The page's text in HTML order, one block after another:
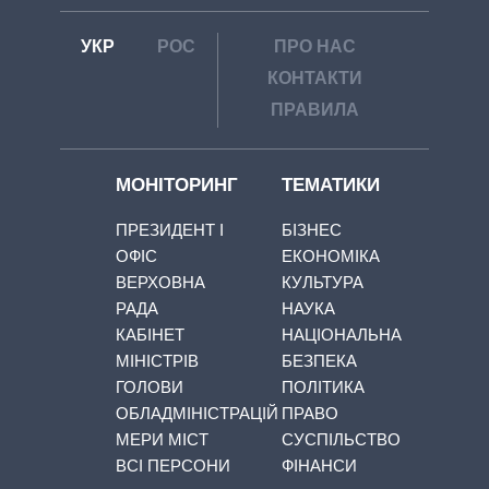
УКР РОС
ПРО НАС
КОНТАКТИ
ПРАВИЛА
МОНІТОРИНГ
ПРЕЗИДЕНТ І
ОФІС
ВЕРХОВНА
РАДА
КАБІНЕТ
МІНІСТРІВ
ГОЛОВИ
ОБЛАДМІНІСТРАЦІЙ
МЕРИ МІСТ
ВСІ ПЕРСОНИ
ТЕМАТИКИ
БІЗНЕС
ЕКОНОМІКА
КУЛЬТУРА
НАУКА
НАЦІОНАЛЬНА
БЕЗПЕКА
ПОЛІТИКА
ПРАВО
СУСПІЛЬСТВО
ФІНАНСИ